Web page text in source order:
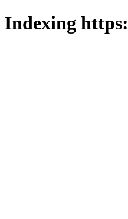
Indexing